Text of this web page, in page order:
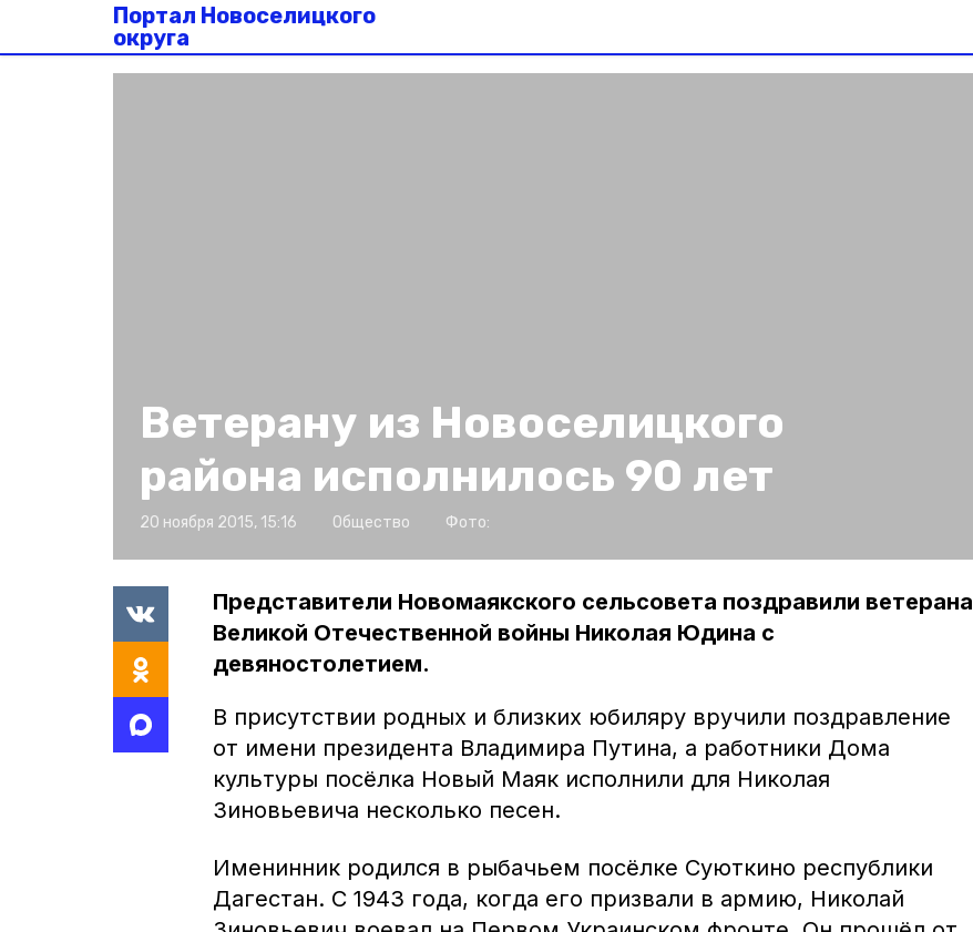
Портал Новоселицкого
округа
Ветерану из Новоселицкого
района исполнилось 90 лет
20 ноября 2015, 15:16 Общество Фото:
Представители Новомаякского сельсовета поздравили ветерана
Великой Отечественной войны Николая Юдина с
девяностолетием.
В присутствии родных и близких юбиляру вручили поздравление
от имени президента Владимира Путина, а работники Дома
культуры посёлка Новый Маяк исполнили для Николая
Зиновьевича несколько песен.
Именинник родился в рыбачьем посёлке Суюткино республики
Дагестан. С 1943 года, когда его призвали в армию, Николай